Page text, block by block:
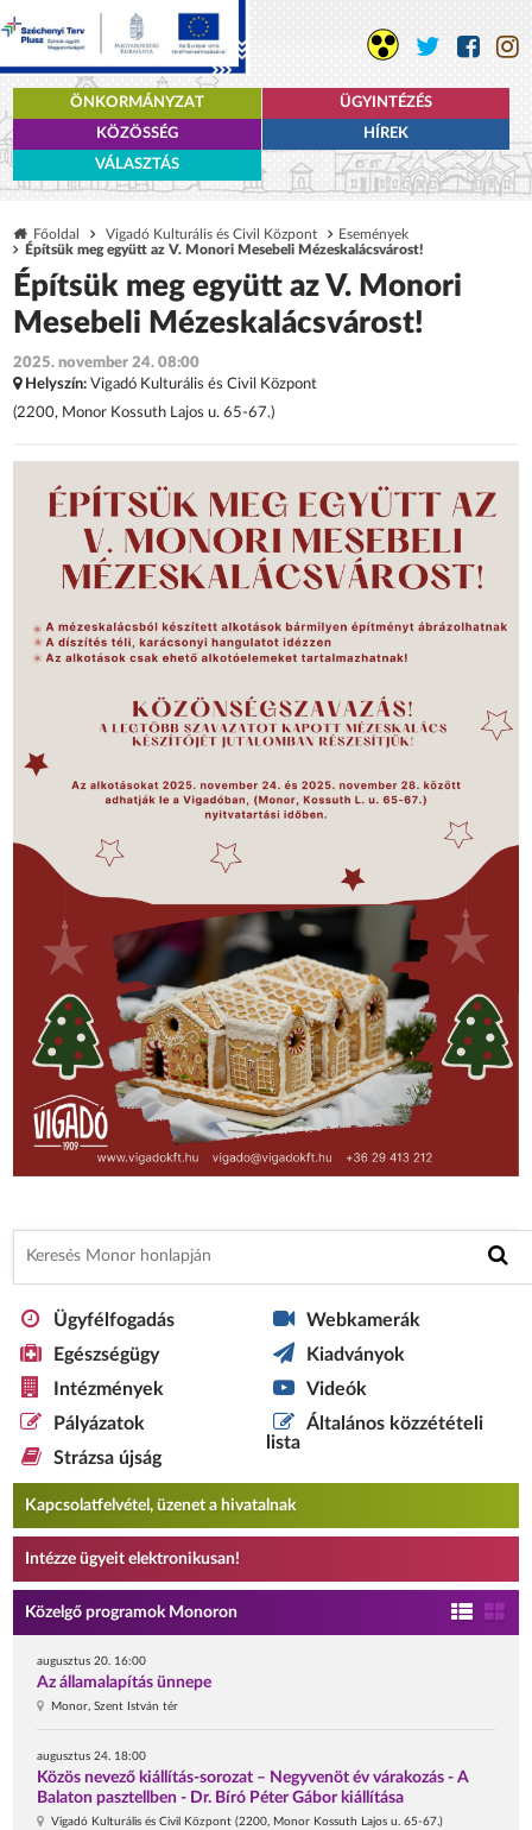
ÖNKORMÁNYZAT
ÜGYINTÉZÉS
KÖZÖSSÉG
HÍREK
VÁLASZTÁS
Főoldal Vigadó Kulturális és Civil Központ
Események
Építsük meg együtt az V. Monori Mesebeli Mézeskalácsvárost!
Építsük meg együtt az V. Monori
Mesebeli Mézeskalácsvárost!
2025. november 24. 08:00
Helyszín: Vigadó Kulturális és Civil Központ
(2200, Monor Kossuth Lajos u. 65-67.)
Ügyfélfogadás
Egészségügy
Intézmények
Pályázatok
Strázsa újság
Webkamerák
Kiadványok
Videók
Általános közzétételi
lista
Kapcsolatfelvétel, üzenet a hivatalnak
Intézze ügyeit elektronikusan!
Közelgő programok Monoron
augusztus 20. 16:00
Az államalapítás ünnepe
Monor, Szent István tér
augusztus 24. 18:00
Közös nevező kiállítás-sorozat – Negyvenöt év várakozás - A
Balaton pasztellben - Dr. Bíró Péter Gábor kiállítása
Vigadó Kulturális és Civil Központ (2200, Monor Kossuth Lajos u. 65-67.)